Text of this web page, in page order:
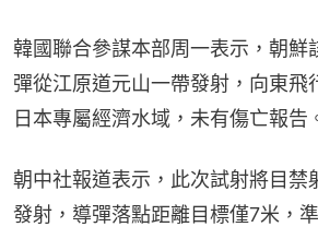
韓國聯合參謀本部周一表示，朝鮮
彈從江原道元山一帶發射，向東飛
日本專屬經濟水域，未有傷亡報告
朝中社報道表示，此次試射將目禁
發射，導彈落點距離目標僅7米，